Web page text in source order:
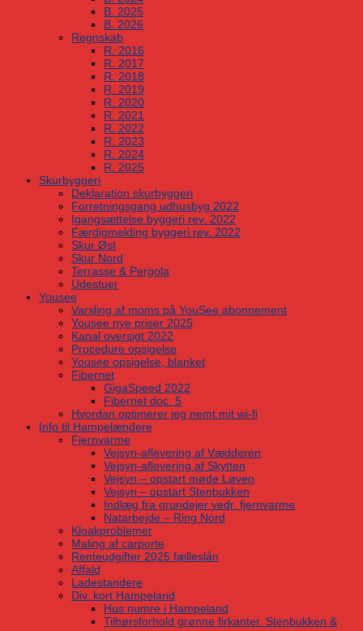
B. 2025
B. 2026
Regnskab
R. 2016
R. 2017
R. 2018
R. 2019
R. 2020
R. 2021
R. 2022
R. 2023
R. 2024
R. 2025
Skurbyggeri
Deklaration skurbyggeri
Forretningsgang udhusbyg 2022
Igangsættelse byggeri rev. 2022
Færdigmelding byggeri rev. 2022
Skur Øst
Skur Nord
Terrasse & Pergola
Udestuer
Yousee
Varsling af moms på YouSee abonnement
Yousee nye priser 2025
Kanal oversigt 2022
Procedure opsigelse
Yousee opsigelse, blanket
Fibernet
GigaSpeed 2022
Fibernet doc. 5
Hvordan optimerer jeg nemt mit wi-fi
Info til Hampelændere
Fjernvarme
Vejsyn-aflevering af Vædderen
Vejsyn-aflevering af Skytten
Vejsyn – opstart møde Løven
Vejsyn – opstart Stenbukken
Indlæg fra grundejer vedr. fjernvarme
Natarbejde – Ring Nord
Kloakproblemer
Maling af carporte
Renteudgifter 2025 fælleslån
Affald
Ladestandere
Div. kort Hampeland
Hus numre i Hampeland
Tilhørsforhold grønne firkanter. Stenbukken &